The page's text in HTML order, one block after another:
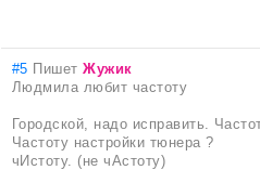
#5 ПишетЖужик
Людмила любит частоту
Городской, надо исправить.
Частоту настройки тюнера ?
чИстоту. (не чАстоту)